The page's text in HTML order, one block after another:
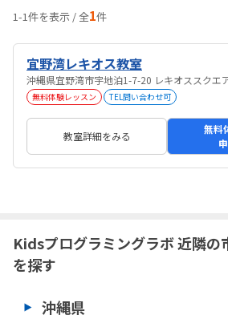
1-1件を表示 / 全1件
宜野湾レキオス教室
沖縄県宜野湾市宇地泊1-7-20 レキオススクエ
無料体験レッスン TEL問い合わせ可
教室詳細をみる
無料
Kidsプログラミングラボ 近隣の
を探す
沖縄県